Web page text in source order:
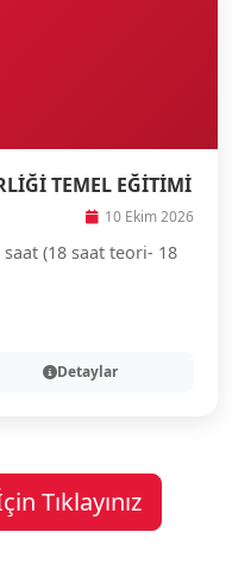
TEMEL EĞİTİMİ
10 Ekim 2026
(18 saat teori- 18
Detaylar
Tıklayınız